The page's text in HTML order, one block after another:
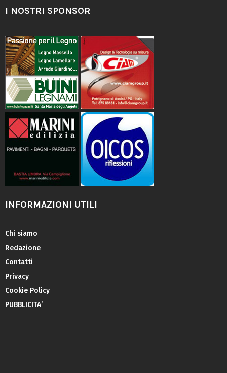
I NOSTRI SPONSOR
INFORMAZIONI UTILI
Chi siamo
Redazione
Contatti
Privacy
Cookie Policy
PUBBLICITA’